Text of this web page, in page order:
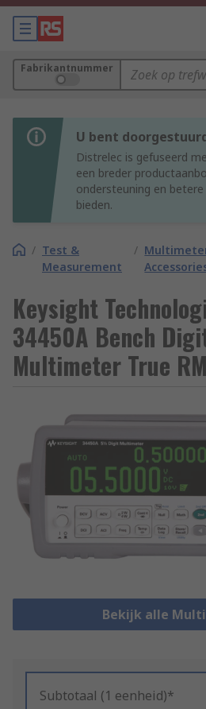
Fabrikantnummer
U bent
Distrelec is gefuseerd
een breder
ondersteuning en
bieden.
/ Test &
Measurement
/
Keysight
34450A Bench
Multimeter True
Bekijk alle
Subtotaal (1 eenheid)*